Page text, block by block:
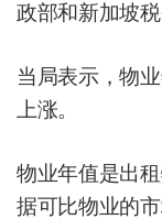
政部和新加坡税
当局表示，物
上涨。
物业年值是出
据可比物业的市